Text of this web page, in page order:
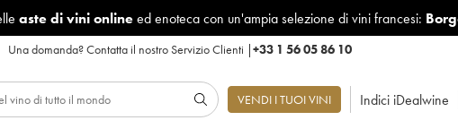
aste di vini onlineed enoteca con un'ampia selezione di vini francesi:
Una domanda?Contatta il nostro Servizio Clienti |+33 1 56 05 86 10
VENDI I TUOI VINI Indici iDealwine